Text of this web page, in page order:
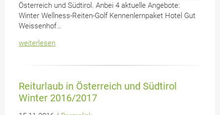
Österreich und Südtirol. Anbei 4 aktuelle Angebote:
Winter Wellness-Reiten-Golf Kennenlernpaket Hotel Gut
Weissenhof…
weiterlesen
Reiturlaub in Österreich und Südtirol
Winter 2016/2017